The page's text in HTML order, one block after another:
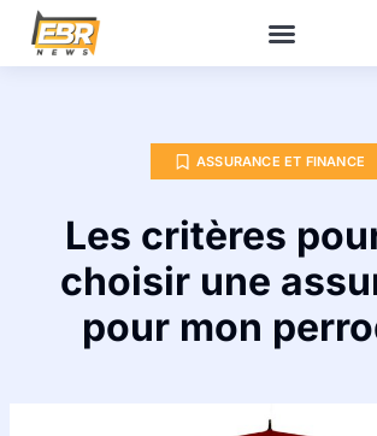
ASSURANCE ET FINANCE
Les critères
choisir une
pour mon